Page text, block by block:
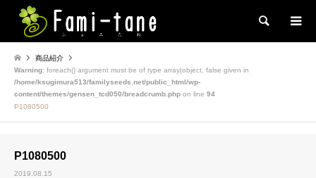
検索
商品紹介
Warning: foreach() argument must be of type array|object, false given in
/home/ksugimura513/familyseeds.net/public_html/wp-
content/themes/gensen_tcd050/breadcrumb.php on line 94
P1080500
P1080500
2019.08.15